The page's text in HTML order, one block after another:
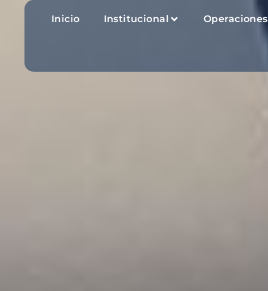
Inicio Institucional Operaciones